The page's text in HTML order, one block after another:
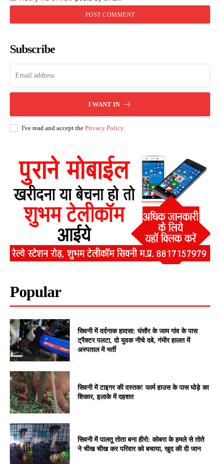
Subscribe
I WANT IN
I've read and accept the Privacy Policy.
Popular
सिवनी में दर्दनाक हादसा: घंसौर के जाम गांव के पास
ट्रैक्टर पलटा, दो युवक नीचे दबे, गंभीर हालत में
अस्पताल में भर्ती
सिवनी में टाइगर की दस्तक! फार्म हाउस के पास घोड़े का
शिकार, इलाके में दहशत
सिवनी में पालतू तोता बना हीरो: कोबरा के हमले से तोते
ने चीख चीख कर परिवार को बचाया, खुद की दी जान